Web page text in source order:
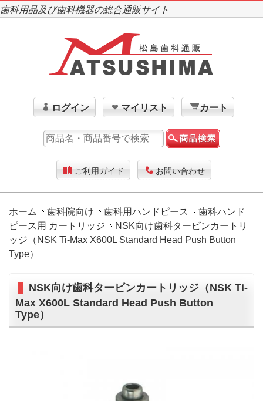
歯科用品及び歯科機器の総合通販サイト
ログイン マイリスト カート
ご利用ガイド お問い合わせ
ホーム 歯科院向け 歯科用ハンドピース
歯科ハンド
ピース用 カートリッジ
NSK向け歯科タービンカートリ
ッジ（NSK Ti-Max X600L Standard Head Push Button
Type）
NSK向け歯科タービンカートリッジ（NSK Ti-
Max X600L Standard Head Push Button
Type）